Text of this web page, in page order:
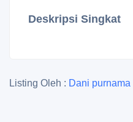
Deskripsi Singkat
Listing Oleh : Dani purnama